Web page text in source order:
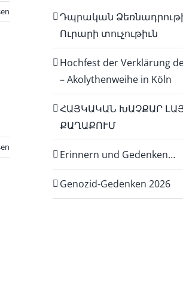
Դպրական
Ուրարի տուչութիւն
Hochfest der Verklärung
– Akolythenweihe in Köln
ՀԱՅԿԱԿԱՆ ԽԱՉՔԱՐ
ՔԱՂԱՔՈՒՄ
Erinnern und Gedenken…
Genozid-Gedenken 2026